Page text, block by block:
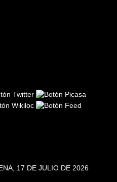
17 DE JULIO DE 2026